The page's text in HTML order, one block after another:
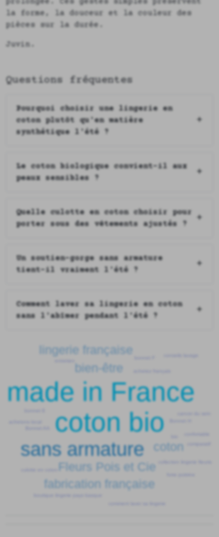
la forme, la douceur et la couleur des
pièces sur la durée.
Juvin.
Questions fréquentes
Pourquoi choisir une lingerie en
coton plutôt qu'en matière
synthétique l'été ?
Le coton biologique convient-il aux
peaux sensibles ?
Quelle culotte en coton choisir pour
porter sous des vêtements ajustés ?
Un soutien-gorge sans armature
tient-il vraiment l'été ?
Comment laver sa lingerie en coton
sans l'abîmer pendant l'été ?
coton bio
made in France
sans armature
Fleurs Pois et Cie
bien-être
coton
fabrication française
lingerie française